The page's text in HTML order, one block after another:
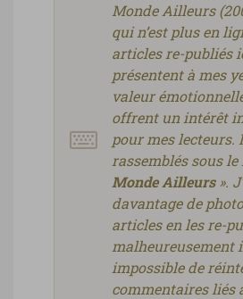
Monde Ailleurs
qui n’est plus en
articles re-publiés
présentent à mes
valeur
offrent un intérêt
pour mes lecteurs.
rassemblés sous le
Monde Ailleurs».
davantage de
articles en les re-
malheureusement
impossible de
commentaires liés